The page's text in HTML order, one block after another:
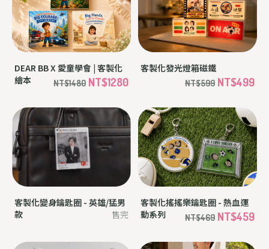
DEAR BB X 愛童學會 | 客製化
繪本
NT$1480 NT$1280
客製化發光燈箱磁鐵
NT$599 NT$499
客製化變身鑰匙圈 - 英雄/猛男
款
售完
客製化搖搖樂鑰匙圈 - 熱血運
動系列
NT$469 NT$459